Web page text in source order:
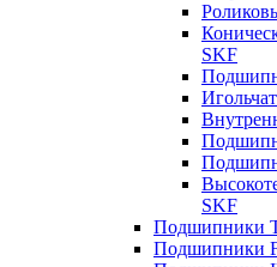
SKF
SKF
Подшипники
Подшипники